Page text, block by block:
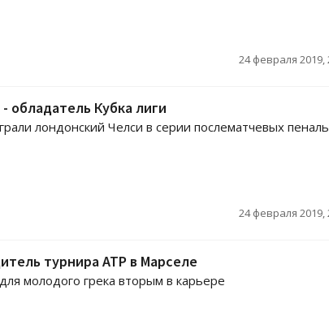
24 февраля 2019,
обладатель Кубка лиги
лондонский Челси в серии послематчевых
24 февраля 2019,
турнира ATP в Марселе
молодого грека вторым в карьере